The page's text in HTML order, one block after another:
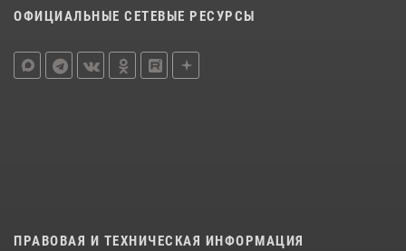
ОФИЦИАЛЬНЫЕ СЕТЕВЫЕ РЕСУРСЫ
ПРАВОВАЯ И ТЕХНИЧЕСКАЯ ИНФОРМАЦИЯ